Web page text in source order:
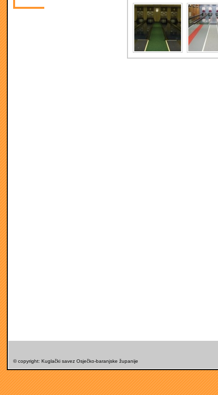
© copyright: Kuglački savez Osječko-baranjske županije